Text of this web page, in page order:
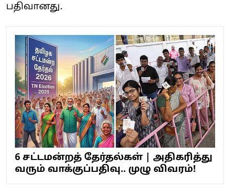
பதிவானது.
6 சட்டமன்றத் தேர்தல்கள் | அதிகரித்து
வரும் வாக்குப்பதிவு.. முழு விவரம்!